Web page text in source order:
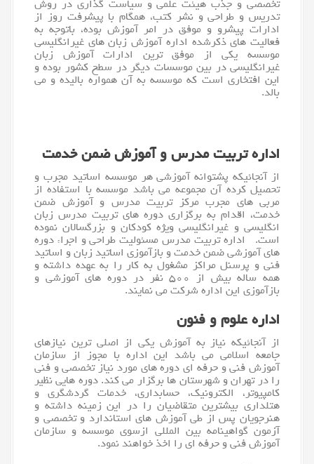
تخصصی و جذب هیئت علمی و سیاست گذاری در روش
تدریس و طراحی و نشر کتب، همگام با پیشرفت روز از
ادارات پیشرو و موفق در امر آموزش بوده، باتوجه به
فعالیت های ذکرشده اداره آموزش زبان های غیرانگلیسی
موسسه یکی از موفق ترین ادارات آموزش زبان
غیرانگلیسی در بین موسسات دیگر در سطح کشور بوده و
این افتخاری است که موسسه به آن همواره بالیده و می
بالد.
اداره تربیت مدرس و آموزش ضمن خدمت
از آنجائیکه پشتوانه آموزشی هر موسسه اساتید مجرب و
تحصیل کرده آن مجموعه می باشد موسسه با استفاده از
مربی های مجرب مرکز تربیت مدرس و آموزش ضمن
خدمت، اقدام به برگزاری دوره های تربیت مدرس زبان
انگلیسی و غیرانگلیسی ویژه کودکان و بزرگسالان نموده
است. اداره تربیت مدرس مسئولیت طراحی و اجراء دوره
های آموزشی ضمن خدمت و بازآموزی اساتید زبان و اساتید
فنی و پرسنل مراکز مشغول به کار را به عهده داشته و
همه ساله بیش از ۵۰۰ نفر در دوره های آموزشی و
بازآموزی این اداره شرکت می نمایند.
اداره علوم و فنون
از آنجائیکه نیاز به آموزش یکی از اصلی ترین نیازهای
جامعه اسلامی می باشد این اداره با مجوز از سازمان
آموزش فنی و حرفه ای دوره های مورد نیاز تخصصی و فنی
را در تهران و شهرستان ها برگزار می کند. دوره هایی نظیر
کامپیوتر ، الکترونیک، حسابداری، خدمات گردشگری و
هتلداری بیشترین متقاضیان را در این زمینه داشته و
هنرجویان پس از طی آموزش های استاندارد و تخصصی و
آزمون گواهینامه بین المللی ازسوی موسسه و سازمان
آموزش فنی و حرفه ای را اخذ خواهند نمود.